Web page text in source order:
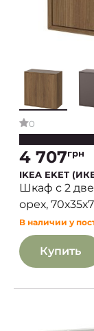
0
4 707грн
IKEA EKET
Шкаф с 2
орех,
В наличии у
Купить